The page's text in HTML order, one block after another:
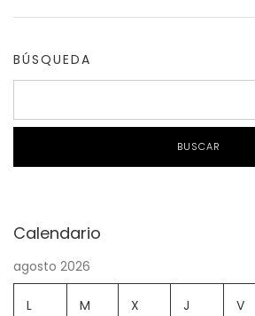
BÚSQUEDA
BUSCAR
Calendario
agosto 2026
L M X J V